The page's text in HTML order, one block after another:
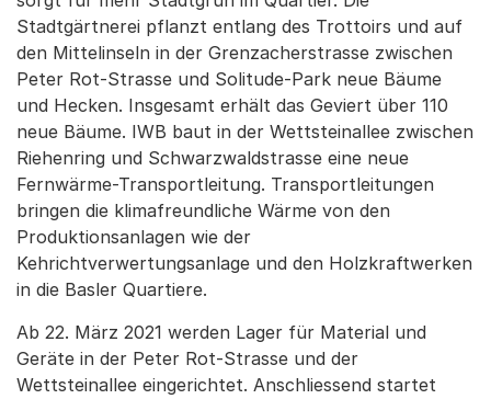
Stadtgärtnerei pflanzt entlang des Trottoirs und auf
den Mittelinseln in der Grenzacherstrasse zwischen
Peter Rot-Strasse und Solitude-Park neue Bäume
und Hecken. Insgesamt erhält das Geviert über 110
neue Bäume. IWB baut in der Wettsteinallee zwischen
Riehenring und Schwarzwaldstrasse eine neue
Fernwärme-Transportleitung. Transportleitungen
bringen die klimafreundliche Wärme von den
Produktionsanlagen wie der
Kehrichtverwertungsanlage und den Holzkraftwerken
in die Basler Quartiere.
Ab 22. März 2021 werden Lager für Material und
Geräte in der Peter Rot-Strasse und der
Wettsteinallee eingerichtet. Anschliessend startet